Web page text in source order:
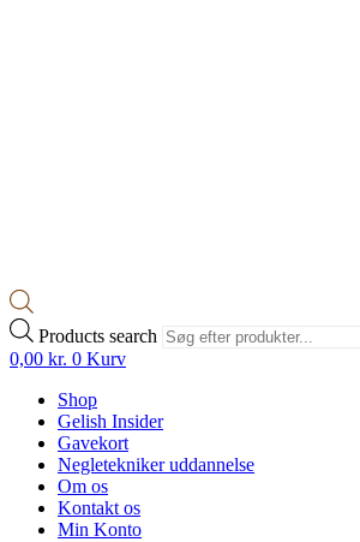
Products search
0,00 kr. 0 Kurv
Shop
Gelish Insider
Gavekort
Negletekniker uddannelse
Om os
Kontakt os
Min Konto